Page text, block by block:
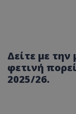
Δείτε με
φετινή
2025/26.